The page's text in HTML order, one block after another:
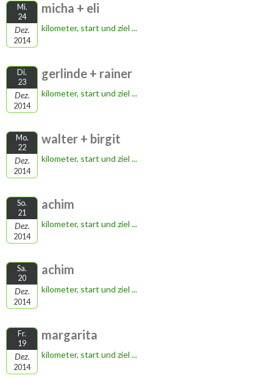
Mi.
24
Dez.
2014
micha + eli
kilometer, start und ziel ...
Di.
23
Dez.
2014
gerlinde + rainer
kilometer, start und ziel ...
Mo.
22
Dez.
2014
walter + birgit
kilometer, start und ziel ...
So.
21
Dez.
2014
achim
kilometer, start und ziel ...
Sa.
20
Dez.
2014
achim
kilometer, start und ziel ...
Fr.
19
Dez.
2014
margarita
kilometer, start und ziel ...